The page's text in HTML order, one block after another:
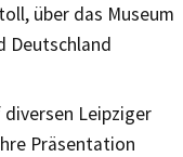
über das Museum
Deutschland
Leipziger
Präsentation